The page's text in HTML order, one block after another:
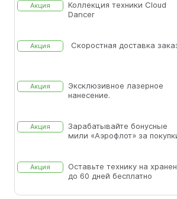
Акция
Коллекция техники Cloud
Dancer
Акция Скоростная доставка
Акция
Эксклюзивное лазерное
нанесение.
Акция
Зарабатывайте бонусные
мили «Аэрофлот» за
Акция
Оставьте технику на
до 60 дней бесплатно